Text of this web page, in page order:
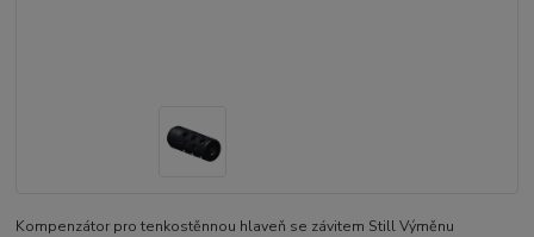
Kompenzátor pro tenkostěnnou hlaveň se závitem Still Výměnu